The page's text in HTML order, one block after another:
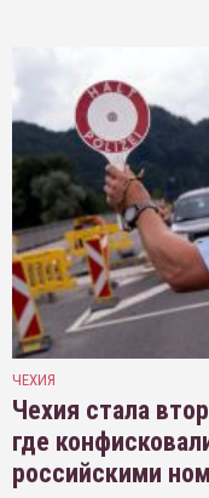
ЧЕХИЯ
Чехия стала
где
российскими